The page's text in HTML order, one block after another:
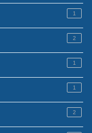
1
2
1
1
2